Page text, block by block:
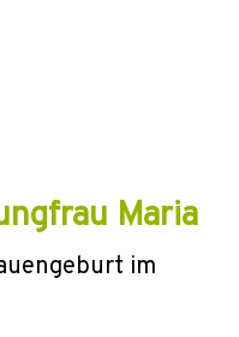
Maria
im